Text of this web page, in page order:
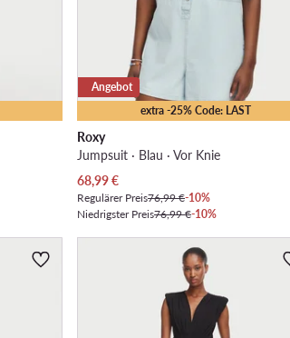
extra -25% Code: LAST
Angebot
Roxy
Jumpsuit · Blau · Vor Knie
Aktueller Preis
68,99€
Regulärer Preis76,99 €-10%
Niedrigster Preis76,99 €-10%